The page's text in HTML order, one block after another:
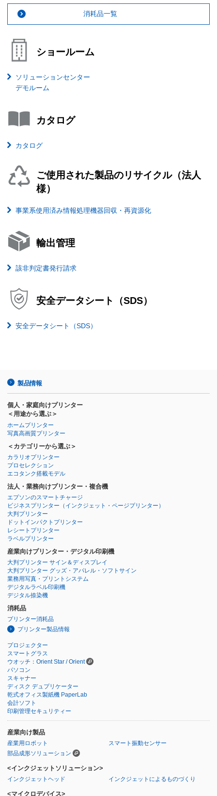
消耗品一覧
ショールーム
ソリューションセンター
デモルーム
カタログ
カタログ
ご使用された製品のリサイクル（法人
様）
事業系使用済み情報処理機器回収・再資源化
輸出管理
該非判定書発行請求
安全データシート（SDS）
安全データシート（SDS）
製品情報
個人・家庭向けプリンター
＜用途から選ぶ＞
ホームプリンター
写真高画質プリンター
＜カテゴリーから選ぶ＞
カラリオプリンター
プロセレクション
エコタンク搭載モデル
法人・業務向けプリンター・複合機
エプソンのスマートチャージ
ビジネスプリンター （インクジェット・ページプリンター）
大判プリンター
ドットインパクトプリンター
レシートプリンター
ラベルプリンター
産業向けプリンター・デジタル印刷機
大判プリンター サイン＆ディスプレイ
大判プリンター グッズ・アパレル・ソフトサイン
業務用写真・プリントシステム
デジタルラベル印刷機
デジタル捺染機
消耗品
プリンター消耗品
プリンター製品情報
プロジェクター
スマートグラス
ウオッチ：Orient Star / Orient
パソコン
スキャナー
ディスク デュプリケーター
乾式オフィス製紙機 PaperLab
会計ソフト
印刷管理セキュリティー
産業向け製品
産業用ロボット
スマート振動センサー
部品成形ソリューション
<インクジェットソリューション>
インクジェットヘッド インクジェットによるものづくり
<マイクロデバイス>